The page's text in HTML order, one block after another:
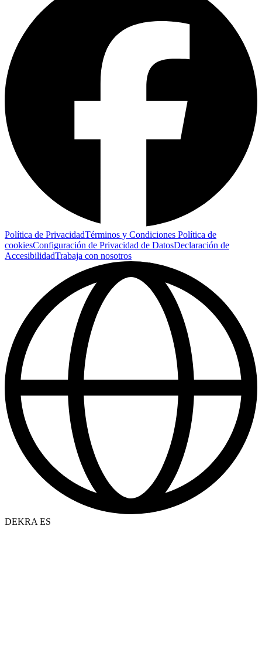
Política de PrivacidadTérminos y Condiciones Política de
cookiesConfiguración de Privacidad de DatosDeclaración de
AccesibilidadTrabaja con nosotros
DEKRA ES